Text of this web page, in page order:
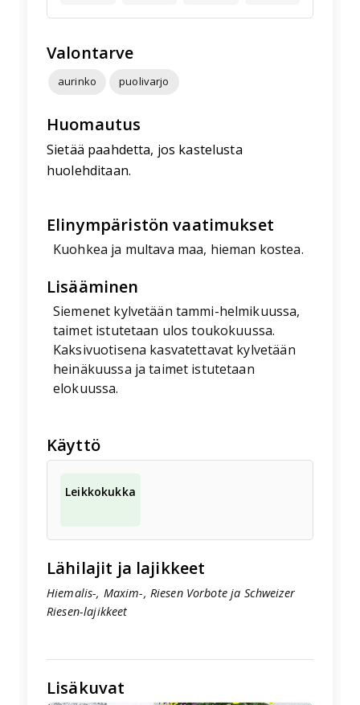
Valontarve
aurinko puolivarjo
Huomautus
Sietää paahdetta, jos kastelusta
huolehditaan.
Elinympäristön vaatimukset
Kuohkea ja multava maa, hieman kostea.
Lisääminen
Siemenet kylvetään tammi-helmikuussa,
taimet istutetaan ulos toukokuussa.
Kaksivuotisena kasvatettavat kylvetään
heinäkuussa ja taimet istutetaan
elokuussa.
Käyttö
Leikkokukka
Lähilajit ja lajikkeet
Hiemalis-, Maxim-, Riesen Vorbote ja Schweizer
Riesen-lajikkeet
Lisäkuvat